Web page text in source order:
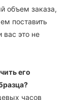
объем заказа,
поставить
вас это не
его
часов